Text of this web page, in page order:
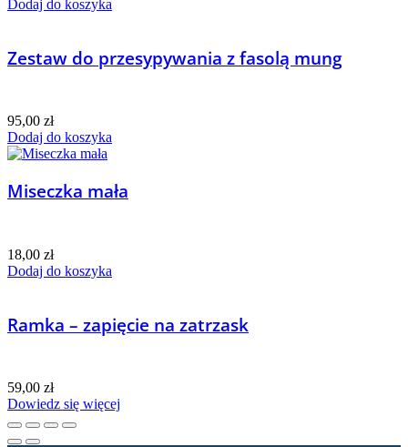
Dodaj do koszyka
Zestaw do przesypywania z fasolą mung
95,00 zł
Dodaj do koszyka
Miseczka mała
18,00 zł
Dodaj do koszyka
Ramka – zapięcie na zatrzask
59,00 zł
Dowiedz się więcej